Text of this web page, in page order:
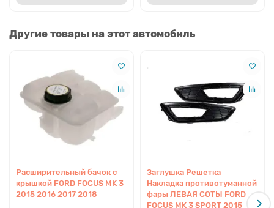
Другие товары на этот автомобиль
Расширительный бачок с
крышкой FORD FOCUS MK 3
2015 2016 2017 2018
Заглушка Решетка
Накладка противотуманной
фары ЛЕВАЯ СОТЫ FORD
FOCUS MK 3 SPORT 2015